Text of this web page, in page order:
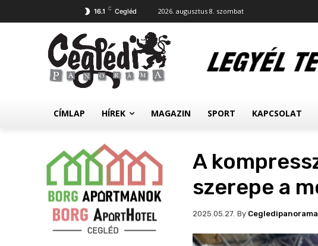
16.1 C Cegléd 2026. augusztus 8. szombat
CÍMLAP HÍREK MAGAZIN SPORT KAPCSOLAT
A
szerepe a
2025.05.27. By Cegledipanorama